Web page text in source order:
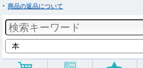
商品の返品について